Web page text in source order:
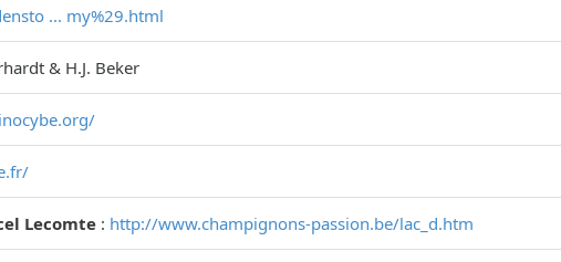
... my%29.html
& H.J. Beker
Lecomte : http://www.champignons-passion.be/lac_d.htm